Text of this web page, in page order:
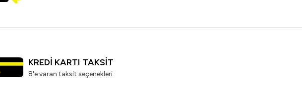
KREDİ KARTI TAKSİT
8'e varan taksit seçenekleri